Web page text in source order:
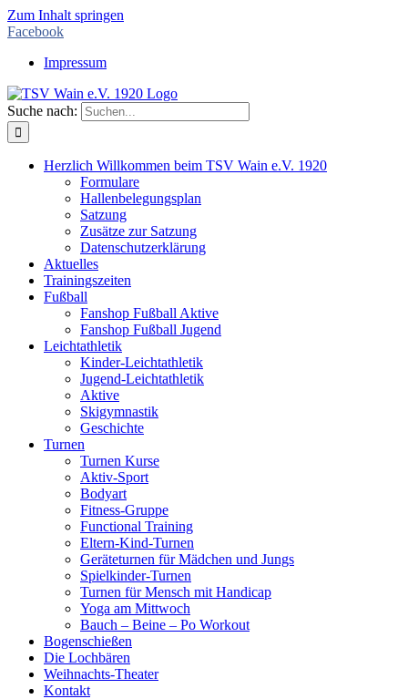
Zum Inhalt springen
Facebook
Impressum
Suche nach:
Herzlich Willkommen beim TSV Wain e.V. 1920
Formulare
Hallenbelegungsplan
Satzung
Zusätze zur Satzung
Datenschutzerklärung
Aktuelles
Trainingszeiten
Fußball
Fanshop Fußball Aktive
Fanshop Fußball Jugend
Leichtathletik
Kinder-Leichtathletik
Jugend-Leichtathletik
Aktive
Skigymnastik
Geschichte
Turnen
Turnen Kurse
Aktiv-Sport
Bodyart
Fitness-Gruppe
Functional Training
Eltern-Kind-Turnen
Geräteturnen für Mädchen und Jungs
Spielkinder-Turnen
Turnen für Mensch mit Handicap
Yoga am Mittwoch
Bauch – Beine – Po Workout
Bogenschießen
Die Lochbären
Weihnachts-Theater
Kontakt